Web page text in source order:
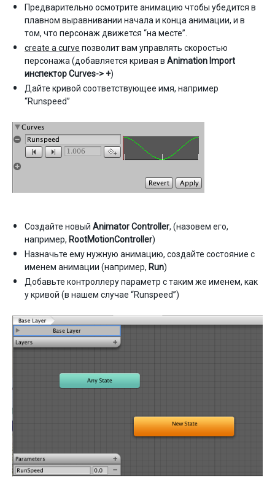
Предварительно осмотрите анимацию чтобы убедится в
плавном выравнивании начала и конца анимации, и в
том, что персонаж движется “на месте”.
create a curve позволит вам управлять скоростью
персонажа (добавляется кривая в Animation Import
инспекторCurves-> +)
Дайте кривой соответствующее имя, например
“Runspeed”
Создайте новый Animator Controller, (назовем его,
например, RootMotionController)
Назначьте ему нужную анимацию, создайте состояние с
именем анимации (например, Run)
Добавьте контроллеру параметр с таким же именем, как
у кривой (в нашем случае “Runspeed”)